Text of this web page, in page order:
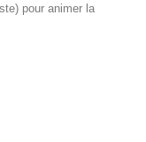
pour animer la